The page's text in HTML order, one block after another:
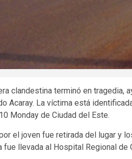
clandestina terminó en tragedia,
Acaray. La víctima está
Monday de Ciudad del Este.
el joven fue retirada del lugar y
llevada al Hospital Regional